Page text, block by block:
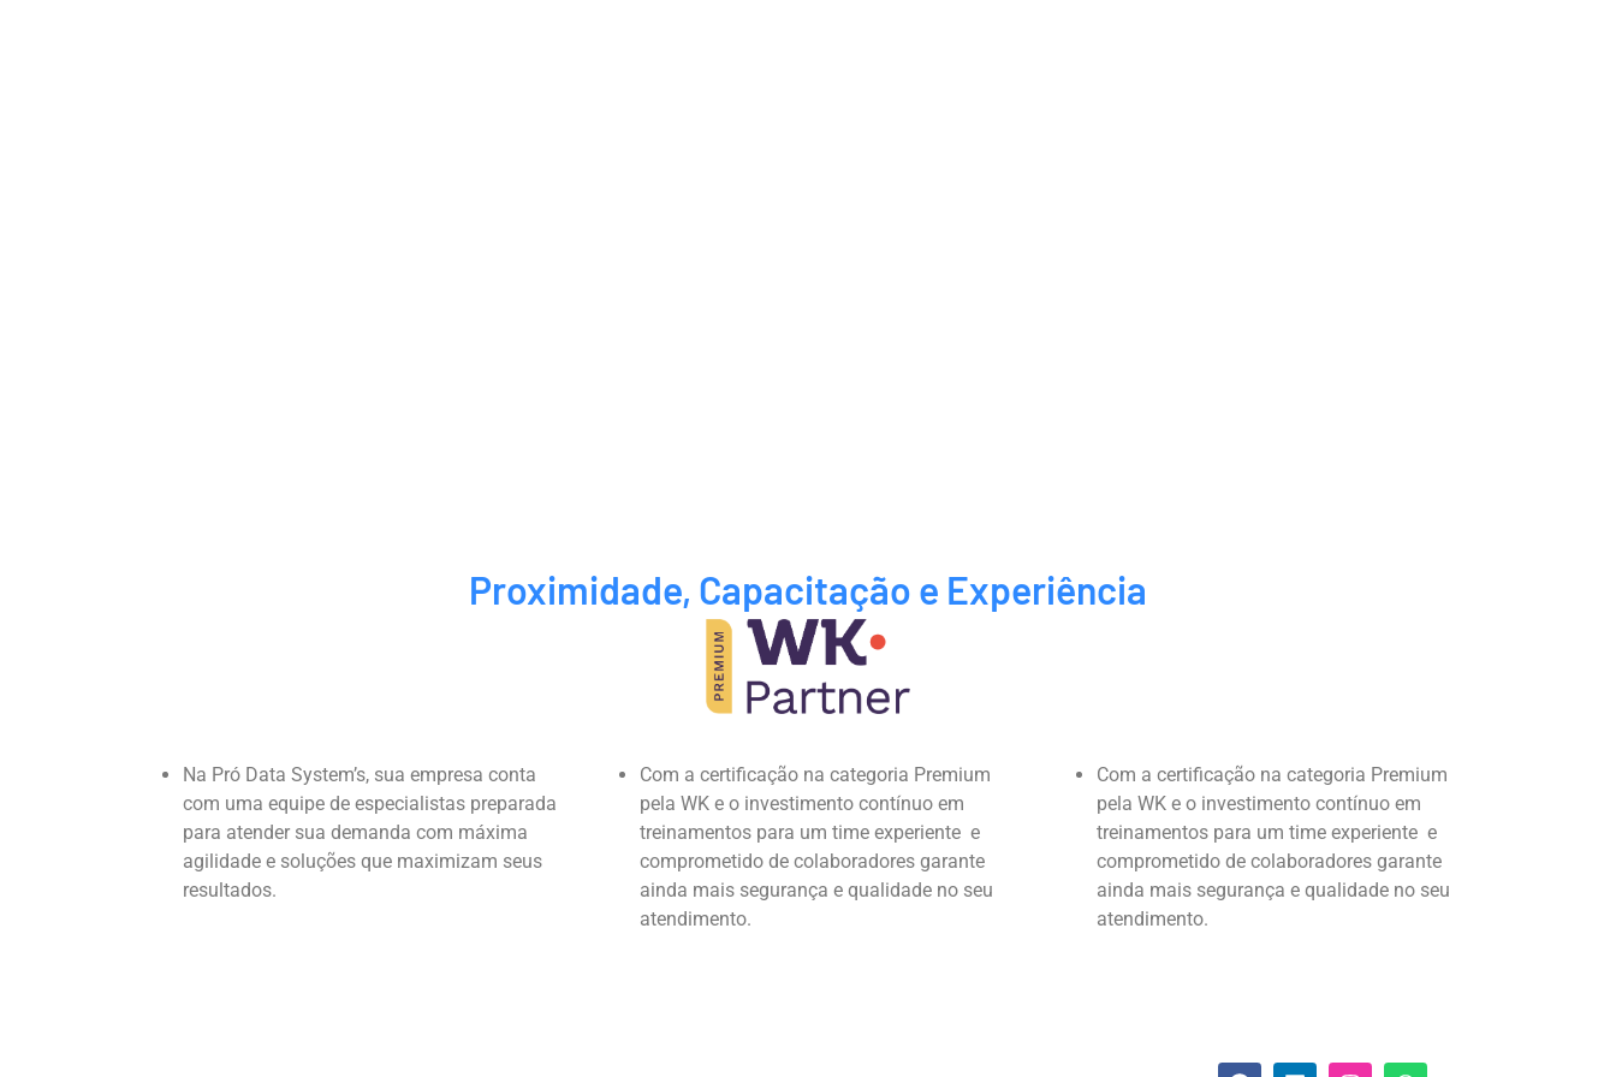
Proximidade, Capacitação e Experiência
Na Pró Data System’s, sua empresa conta
com uma equipe de especialistas preparada
para atender sua demanda com máxima
agilidade e soluções que maximizam seus
resultados.
Com a certificação na categoria Premium
pela WK e o investimento contínuo em
treinamentos para um time experiente e
comprometido de colaboradores garante
ainda mais segurança e qualidade no seu
atendimento.
Com a certificação na categoria Premium
pela WK e o investimento contínuo em
treinamentos para um time experiente e
comprometido de colaboradores garante
ainda mais segurança e qualidade no seu
atendimento.